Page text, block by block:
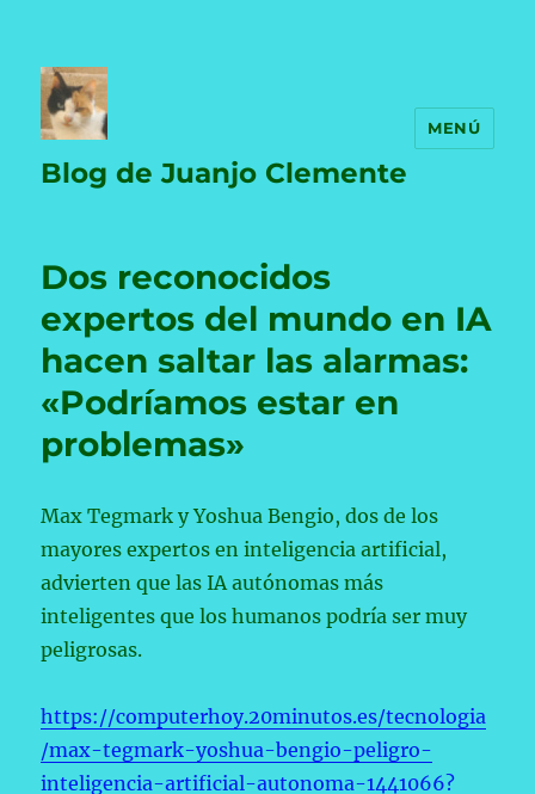
Blog de Juanjo Clemente
MENÚ
Dos reconocidos
expertos del mundo en IA
hacen saltar las alarmas:
«Podríamos estar en
problemas»
Max Tegmark y Yoshua Bengio, dos de los
mayores expertos en inteligencia artificial,
advierten que las IA autónomas más
inteligentes que los humanos podría ser muy
peligrosas.
https://computerhoy.20minutos.es/tecnologia
/max-tegmark-yoshua-bengio-peligro-
inteligencia-artificial-autonoma-1441066?